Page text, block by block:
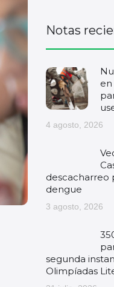
Notas
en
4 agosto, 2026
descacharreo
dengue
3 agosto, 2026
segunda
Olimpíadas